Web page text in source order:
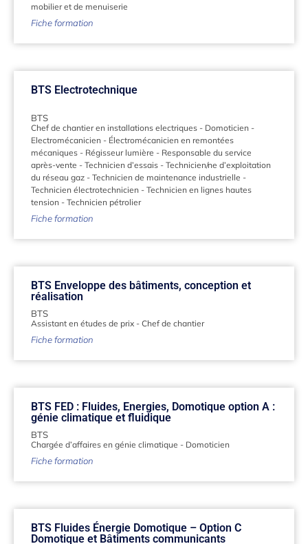
mobilier et de menuiserie
Fiche formation
BTS Electrotechnique
BTS
Chef de chantier en installations electriques - Domoticien -
Electromécanicien - Électromécanicien en remontées
mécaniques - Régisseur lumière - Responsable du service
après-vente - Technicien d’essais - Technicien/ne d’exploitation
du réseau gaz - Technicien de maintenance industrielle -
Technicien électrotechnicien - Technicien en lignes hautes
tension - Technicien pétrolier
Fiche formation
BTS Enveloppe des bâtiments, conception et
réalisation
BTS
Assistant en études de prix - Chef de chantier
Fiche formation
BTS FED : Fluides, Energies, Domotique option A :
génie climatique et fluidique
BTS
Chargée d’affaires en génie climatique - Domoticien
Fiche formation
BTS Fluides Énergie Domotique – Option C
Domotique et Bâtiments communicants